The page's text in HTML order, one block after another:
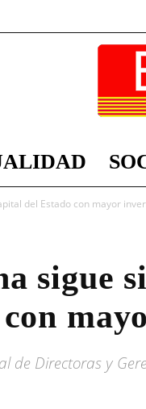
del Estado con mayor
sigue
con
de Directoras y